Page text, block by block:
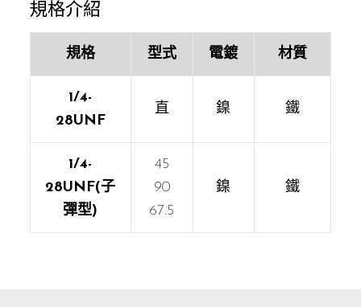
規格介紹
規格 型式 電鍍 材質
1/4-
28UNF
直 鎳 鐵
1/4-
28UNF(子
彈型)
45
90
67.5
鎳 鐵